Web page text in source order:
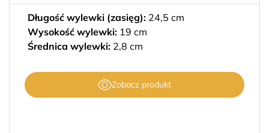
Długość wylewki (zasięg): 24,5 cm
Wysokość wylewki: 19 cm
Średnica wylewki: 2,8 cm
Zobacz produkt